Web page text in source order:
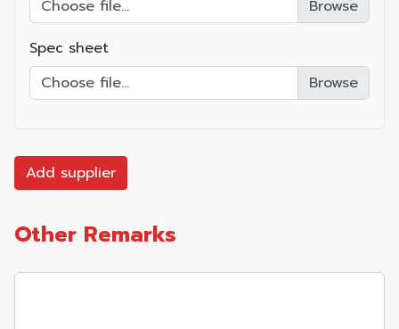
Choose file...
Spec sheet
Choose file...
Add supplier
Other Remarks